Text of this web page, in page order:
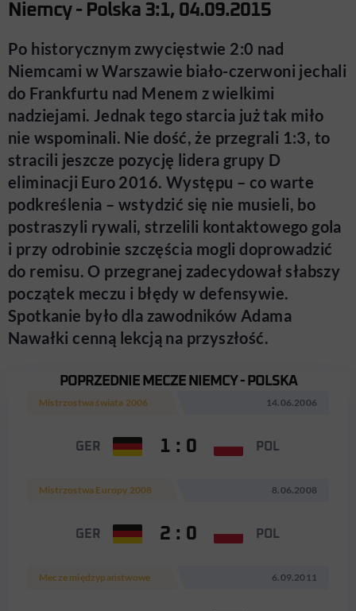
Niemcy - Polska 3:1, 04.09.2015
Po historycznym zwycięstwie 2:0 nad
Niemcami w Warszawie biało-czerwoni jechali
do Frankfurtu nad Menem z wielkimi
nadziejami. Jednak tego starcia już tak miło
nie wspominali. Nie dość, że przegrali 1:3, to
stracili jeszcze pozycję lidera grupy D
eliminacji Euro 2016. Występu – co warte
podkreślenia – wstydzić się nie musieli, bo
postraszyli rywali, strzelili kontaktowego gola
i przy odrobinie szczęścia mogli doprowadzić
do remisu. O przegranej zadecydował słabszy
początek meczu i błędy w defensywie.
Spotkanie było dla zawodników Adama
Nawałki cenną lekcją na przyszłość.
POPRZEDNIE MECZE NIEMCY - POLSKA
Mistrzostwa świata 2006 14.06.2006
GER 1 : 0 POL
Mistrzostwa Europy 2008 8.06.2008
GER 2 : 0 POL
Mecze międzypaństwowe 6.09.2011